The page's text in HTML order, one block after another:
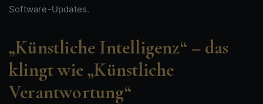
Software-Updates.
„Künstliche Intelligenz“ – das
klingt wie „Künstliche
Verantwortung“